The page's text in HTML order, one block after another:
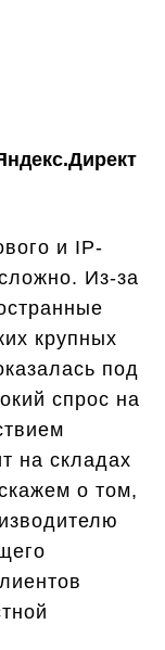
и IP-
Из-за
крупных
под
спрос на
на складах
о том,